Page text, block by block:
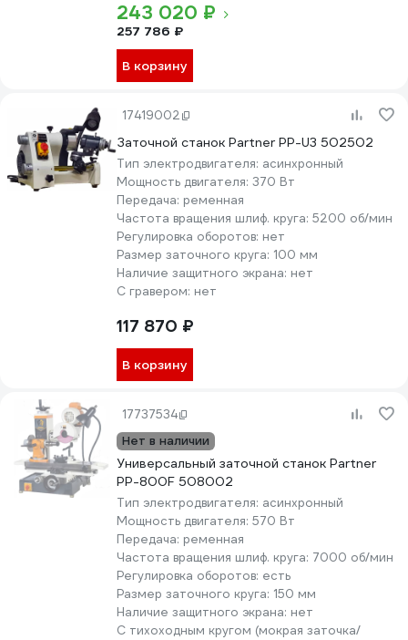
243 020 ₽
257 786 ₽
В корзину
17419002
Заточной станок Partner PP-U3 502502
Тип электродвигателя: асинхронный
Мощность двигателя: 370 Вт
Передача: ременная
Частота вращения шлиф. круга: 5200 об/мин
Регулировка оборотов: нет
Размер заточного круга: 100 мм
Наличие защитного экрана: нет
С гравером: нет
117 870 ₽
В корзину
17737534
Нет в наличии
Универсальный заточной станок Partner
PP-800F 508002
Тип электродвигателя: асинхронный
Мощность двигателя: 570 Вт
Передача: ременная
Частота вращения шлиф. круга: 7000 об/мин
Регулировка оборотов: есть
Размер заточного круга: 150 мм
Наличие защитного экрана: нет
С тихоходным кругом (мокрая заточка/